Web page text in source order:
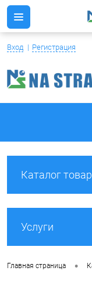
Вход Регистрация
Каталог
Услуги
Главная страница •